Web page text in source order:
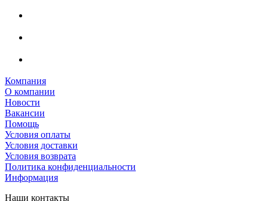
Компания
О компании
Новости
Вакансии
Помощь
Условия оплаты
Условия доставки
Условия возврата
Политика конфиденциальности
Информация
Наши контакты